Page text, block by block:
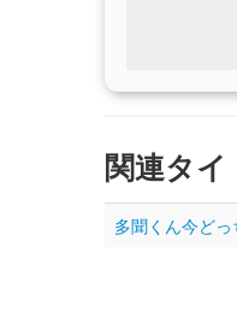
関連タ
多聞くん今ど